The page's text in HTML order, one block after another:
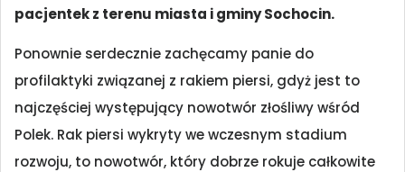
pacjentek z terenu miasta i gminy Sochocin.
Ponownie serdecznie zachęcamy panie do
profilaktyki związanej z rakiem piersi, gdyż jest to
najczęściej występujący nowotwór złośliwy wśród
Polek. Rak piersi wykryty we wczesnym stadium
rozwoju, to nowotwór, który dobrze rokuje całkowite